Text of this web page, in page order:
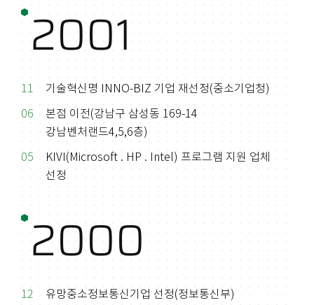
2001
11 기술혁신명 INNO-BIZ 기업 재선정(중소기업청)
06
본점 이전(강남구 삼성동 169-14
강남벤처랜드4,5,6층)
05
KIVI(Microsoft . HP . Intel) 프로그램 지원 업체
선정
2000
12 유망중소정보통신기업 선정(정보통신부)